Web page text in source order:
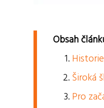
Obsah
Široká
Pro